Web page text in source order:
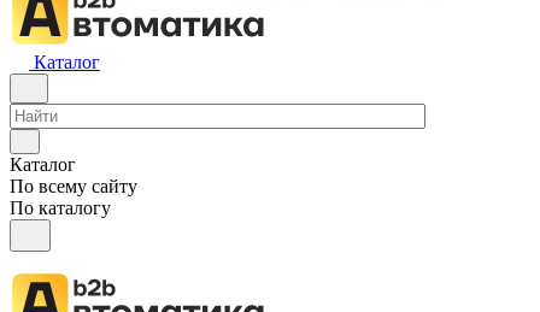
Каталог
Каталог
По всему сайту
По каталогу